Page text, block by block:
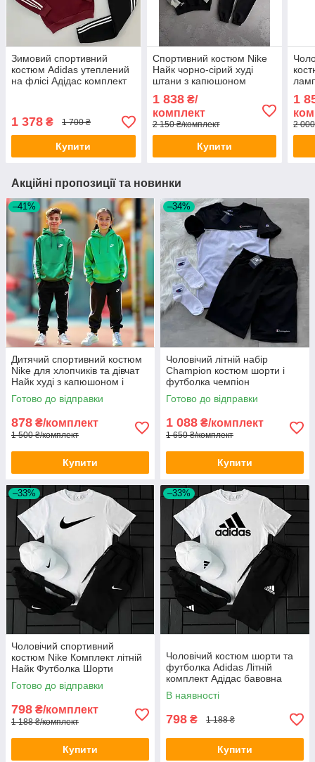
Зимовий спортивний
костюм Adidas утеплений
на флісі Адідас комплект
1 378 ₴ 1 700 ₴
Купити
Спортивний костюм Nike
Найк чорно-сірий худі
штани з капюшоном
чоловічий жіночий
комплект двійка весна
осінь
1 838₴/
комплект
2 150 ₴/комплект
Купити
1
2
Акційні пропозиції та новинки
–41%
Дитячий спортивний костюм
Nike для хлопчиків та дівчат
Найк худі з капюшоном і
штанами підлітковий весна-
осінь
Готово до відправки
878 ₴/комплект
1 500 ₴/комплект
Купити
–34%
Чоловічий літній набір
Champion костюм шорти і
футболка чемпіон
Готово до відправки
1 088 ₴/комплект
1 650 ₴/комплект
Купити
–33%
Чоловічий спортивний
костюм Nike Комплект літній
Найк Футболка Шорти
бавовна
Готово до відправки
798 ₴/комплект
1 188 ₴/комплект
Купити
–33%
Чоловічий костюм шорти та
футболка Adidas Літній
комплект Адідас бавовна
В наявності
798 ₴ 1 188 ₴
Купити